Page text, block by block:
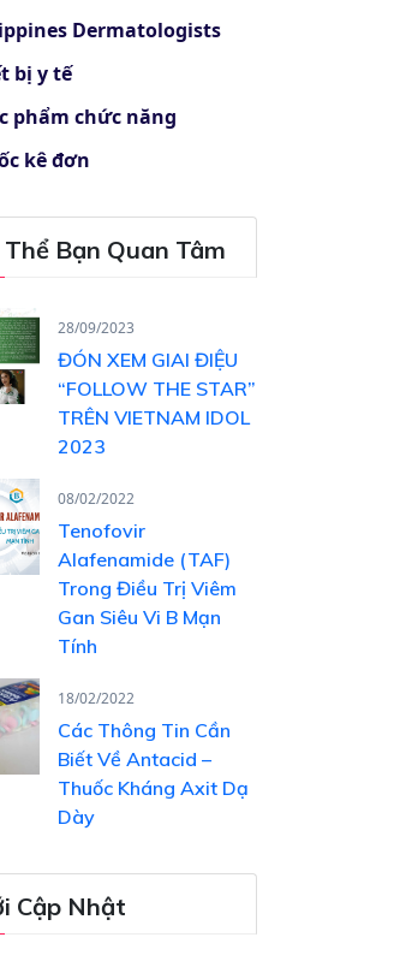
Dermatologists
bị y tế
phẩm chức năng
kê đơn
Thể Bạn Quan Tâm
28/09/2023
ĐÓN XEM GIAI ĐIỆU
“FOLLOW THE STAR”
TRÊN VIETNAM IDOL
2023
08/02/2022
Tenofovir
Alafenamide (TAF)
Trong Điều Trị Viêm
Gan Siêu Vi B Mạn
Tính
18/02/2022
Các Thông Tin Cần
Biết Về Antacid –
Thuốc Kháng Axit Dạ
Dày
Cập Nhật